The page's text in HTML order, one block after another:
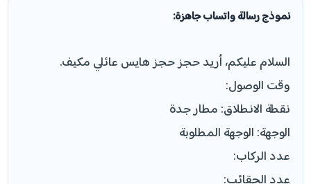
نموذج رسالة واتساب جاهزة:
السلام عليكم، أريد حجز حجز هايس عائلي مكيف.
وقت الوصول:
نقطة الانطلاق: مطار جدة
الوجهة: الوجهة المطلوبة
عدد الركاب: